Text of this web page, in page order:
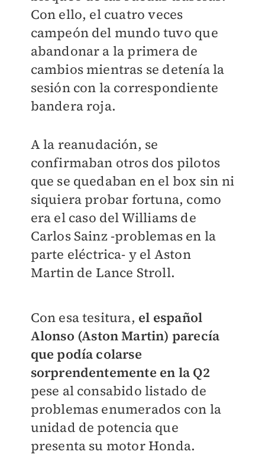
Con ello, el cuatro veces
campeón del mundo tuvo que
abandonar a la primera de
cambios mientras se detenía la
sesión con la correspondiente
bandera roja.
A la reanudación, se
confirmaban otros dos pilotos
que se quedaban en el box sin ni
siquiera probar fortuna, como
era el caso del Williams de
Carlos Sainz -problemas en la
parte eléctrica- y el Aston
Martin de Lance Stroll.
Con esa tesitura, el español
Alonso (Aston Martin) parecía
que podía colarse
sorprendentemente en la Q2
pese al consabido listado de
problemas enumerados con la
unidad de potencia que
presenta su motor Honda.